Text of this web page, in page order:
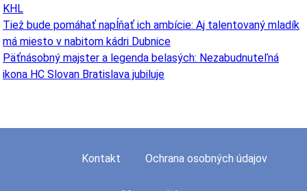
KHL
Tiež bude pomáhať napĺňať ich ambície: Aj talentovaný mladík
má miesto v nabitom kádri Dubnice
Päťnásobný majster a legenda belasých: Nezabudnuteľná
ikona HC Slovan Bratislava jubiluje
Kontakt Ochrana osobných údajov